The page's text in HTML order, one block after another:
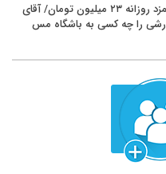
مدیر غیربومی با دستمزد روزانه ۲۳ میلیون تومان/ آقای
را چه کسی به باشگاه مس